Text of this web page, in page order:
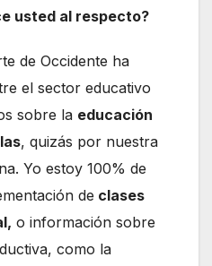
usted al respecto?
de Occidente ha
el sector educativo
sobre la educación
, quizás por nuestra
Yo estoy 100% de
de clases
o información sobre
como la